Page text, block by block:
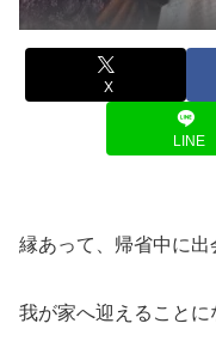
X
LINE
縁あって、帰省中に出
我が家へ迎えることに